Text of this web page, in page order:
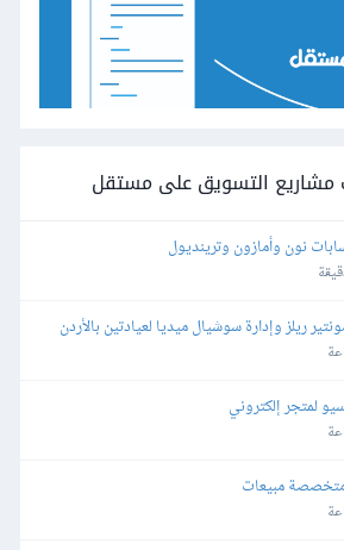
مشاريع التسويق على مستقل
نون وأمازون وترينديول
لمتجر إلكتروني
مبيعات